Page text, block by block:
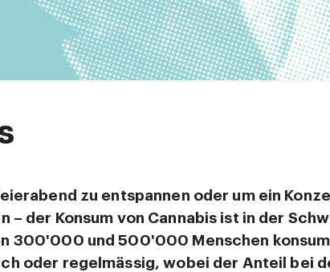
zu entspannen oder um ein
– der Konsum von Cannabis ist in der
300'000 und 500'000 Menschen
oder regelmässig, wobei der Anteil bei